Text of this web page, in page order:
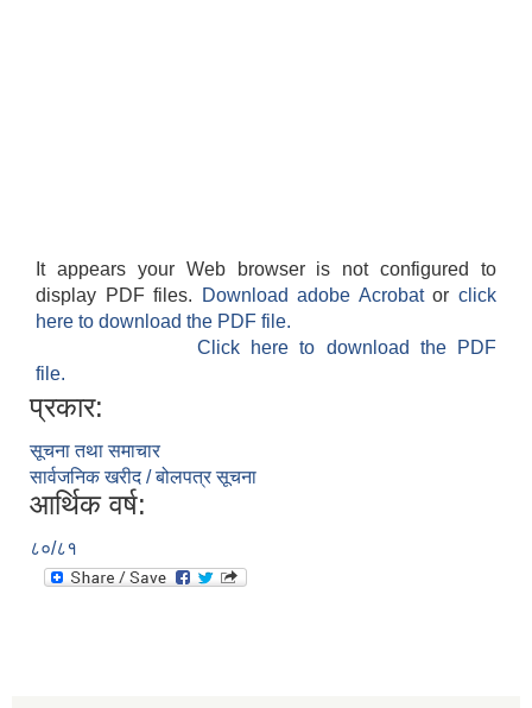
It appears your Web browser is not configured to
display PDF files.
Download adobe Acrobatorclick
here to download the PDF file.
Click here to download the PDF
file.
प्रकार:
सूचना तथा समाचार
सार्वजनिक खरीद / बोलपत्र सूचना
आर्थिक वर्ष:
८०/८१